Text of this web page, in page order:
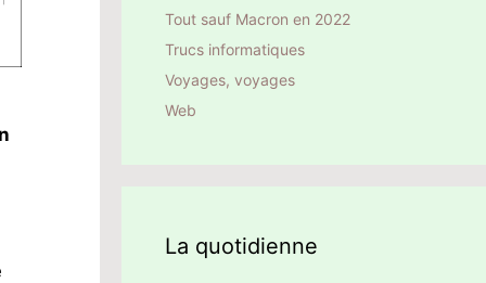
Tout sauf Macron en 2022
Trucs informatiques
Voyages, voyages
Web
La quotidienne